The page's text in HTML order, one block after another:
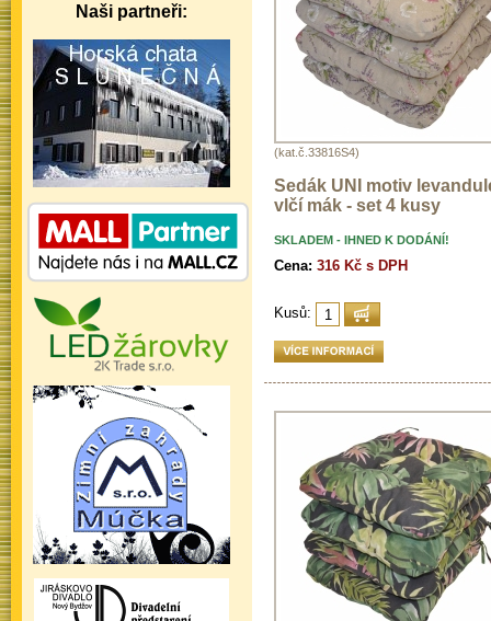
(kat.č.33816S4)
Sedák UNI motiv
vlčí mák - set 4 kusy
SKLADEM - IHNED K DODÁNÍ!
Cena: 316 Kč s DPH
Kusů:
Naši partneři: